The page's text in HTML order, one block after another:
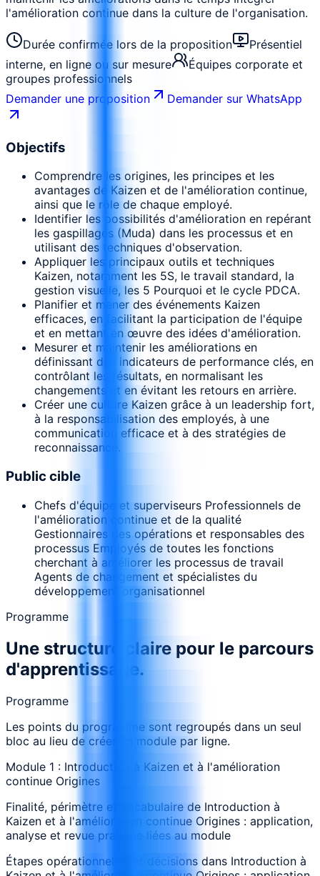
l'amélioration continue dans la culture de l'organisation.
Durée confirmée lors de la proposition
Présentiel
interne, en ligne ou sur mesure
Équipes corporate et
groupes professionnels
Demander une proposition
Demander sur WhatsApp
Objectifs
Comprendre les origines, les principes et les
avantages de Kaizen et de l'amélioration continue,
ainsi que le rôle de chaque employé.
Identifier les possibilités d'amélioration en repérant
les gaspillages (Muda) dans les processus et en
utilisant des techniques d'observation.
Appliquer les principaux outils et techniques
Kaizen, notamment les 5S, le travail standard, la
gestion visuelle, les 5 Pourquoi et le cycle PDCA.
Planifier et mener des événements Kaizen
efficaces, en facilitant la participation de l'équipe
et en mettant en œuvre des idées d'amélioration.
Mesurer et maintenir les améliorations en
définissant des indicateurs de performance clés, en
contrôlant les résultats, en normalisant les
changements et en évitant les retours en arrière.
Créer une culture Kaizen grâce à un leadership fort,
à la responsabilisation des employés, à une
communication efficace et à des stratégies de
reconnaissance.
Public cible
Chefs d'équipe et superviseurs Professionnels de
l'amélioration continue et de la qualité
Gestionnaires des opérations et responsables des
processus Employés de toutes les fonctions
cherchant à améliorer les processus de travail
Agents de changement et spécialistes du
développement organisationnel
Programme
Une structure claire pour le parcours
d'apprentissage.
Programme
Les points du programme sont regroupés dans un seul
bloc au lieu de créer un module par ligne.
Module 1 : Introduction à Kaizen et à l'amélioration
continue Origines
Finalité, périmètre et vocabulaire de Introduction à
Kaizen et à l'amélioration continue Origines : application,
analyse et revue pratique liées au module
Étapes opérationnelles et décisions dans Introduction à